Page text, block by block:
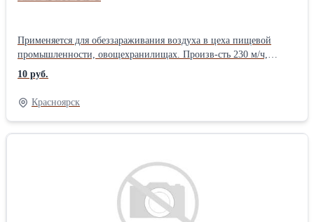
Применяется для обеззараживания воздуха в цеха пищевой
промышленности, овощехранилищах. Произв-сть 230 м/ч,
мощность 185 ВА.
10 руб.
Красноярск